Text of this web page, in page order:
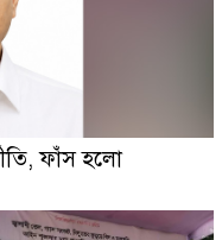
ফাঁস হলো